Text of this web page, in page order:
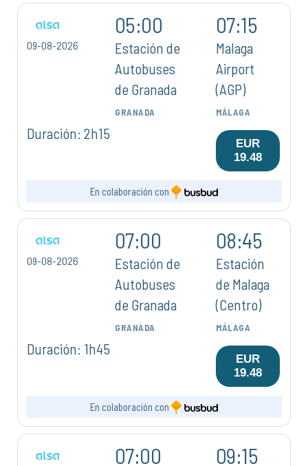
09-08-2026
05:00
Estación de
Autobuses
de Granada
GRANADA
07:15
Malaga
Airport
(AGP)
MÁLAGA
Duración: 2h15
EUR
19.48
En colaboración con
09-08-2026
07:00
Estación de
Autobuses
de Granada
GRANADA
08:45
Estación
de Malaga
(Centro)
MÁLAGA
Duración: 1h45
EUR
19.48
En colaboración con
07:00 09:15